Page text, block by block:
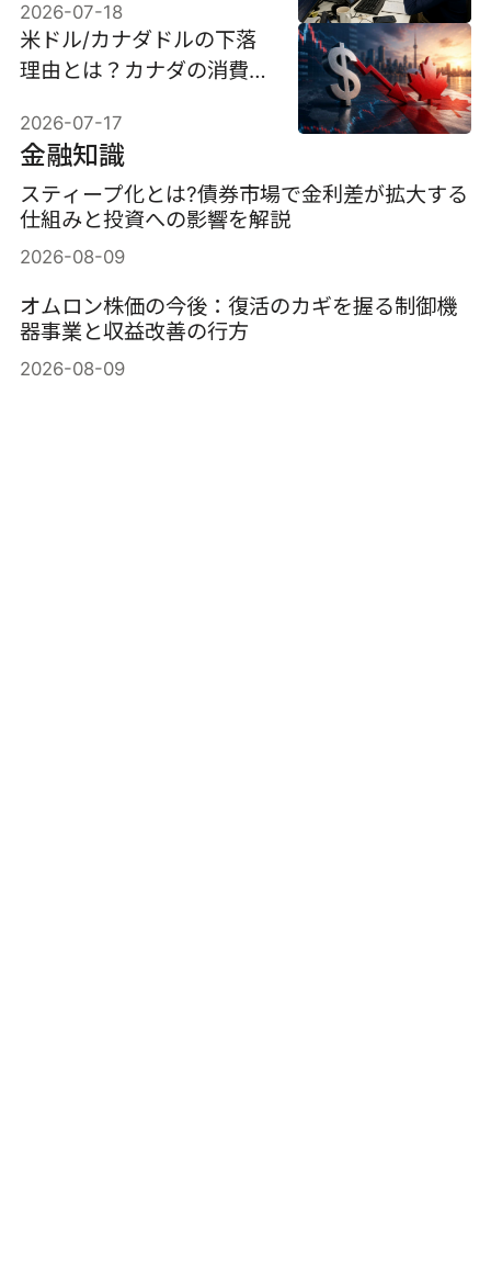
ク管理
2026-07-18
米ドル/カナダドルの下落
理由とは？カナダの消費者
右する可能性も
2026-07-17
金融知識
スティープ化とは?債券市場で金利差が拡大する
仕組みと投資への影響を解説
2026-08-09
オムロン株価の今後：復活のカギを握る制御機
器事業と収益改善の行方
2026-08-09